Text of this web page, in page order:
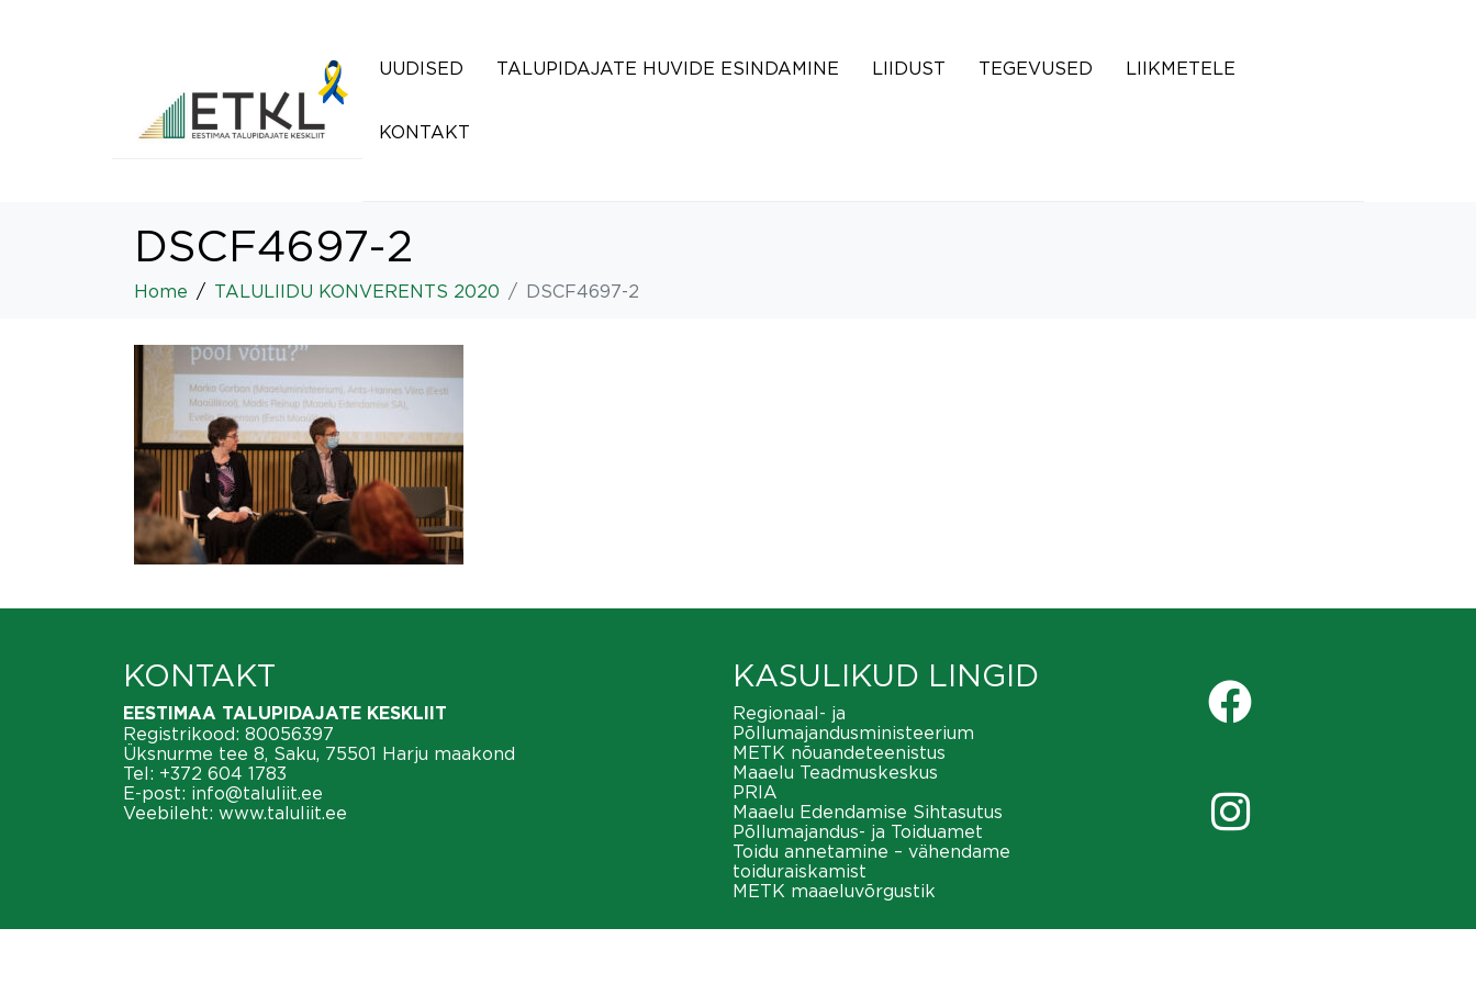
UUDISED TALUPIDAJATE HUVIDE ESINDAMINE LIIDUST TEGEVUSED LIIKMETELE
KONTAKT
DSCF4697-2
Home TALULIIDU KONVERENTS 2020 DSCF4697-2
KONTAKT
EESTIMAA TALUPIDAJATE KESKLIIT
Registrikood: 80056397
Üksnurme tee 8, Saku, 75501 Harju maakond
Tel: +372 604 1783
E-post: info@taluliit.ee
Veebileht: www.taluliit.ee
KASULIKUD LINGID
Regionaal- ja
Põllumajandusministeerium
METK nõuandeteenistus
Maaelu Teadmuskeskus
PRIA
Maaelu Edendamise Sihtasutus
Põllumajandus- ja Toiduamet
Toidu annetamine – vähendame
toiduraiskamist
METK maaeluvõrgustik